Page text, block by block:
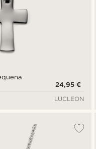
24,95 €
LUCLEON